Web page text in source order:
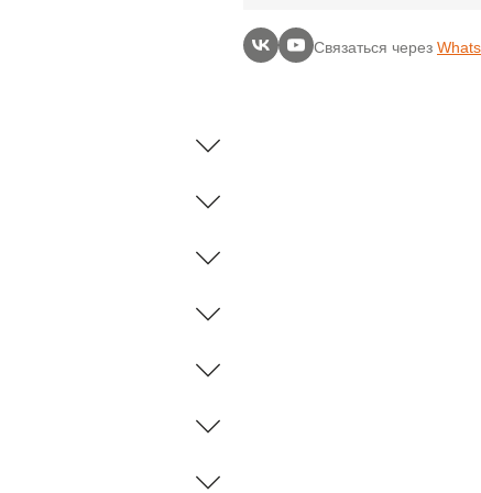
Связаться через